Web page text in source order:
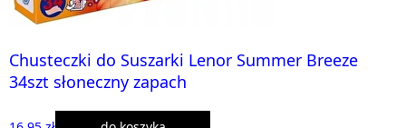
Chusteczki do Suszarki Lenor Summer Breeze
34szt słoneczny zapach